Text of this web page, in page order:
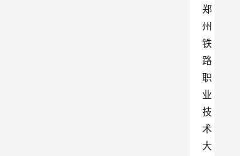
郑
州
铁
路
职
业
技
术
大